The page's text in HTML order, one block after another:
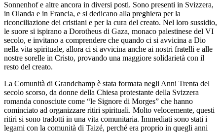
Sonnenhof e altre ancora in diversi posti. Sono presenti in Svizzera,
in Olanda e in Francia, e si dedicano alla preghiera per la
riconciliazione dei cristiani e per la cura del creato. Nel loro sussidio,
le suore si ispirano a Dorotheus di Gaza, monaco palestinese del VI
secolo, e invitano a comprendere che quando ci si avvicina a Dio
nella vita spirituale, allora ci si avvicina anche ai nostri fratelli e alle
nostre sorelle in Cristo, provando una maggiore solidarietà con il
resto del creato.
La Comunità di Grandchamp è stata formata negli Anni Trenta del
secolo scorso, da donne della Chiesa protestante della Svizzera
romanda conosciute come “le Signore di Morges” che hanno
cominciato ad organizzare ritiri spirituali. Molto velocemente, questi
ritiri si sono tradotti in una vita comunitaria. Immediati sono stati i
legami con la comunità di Taizé, perché era proprio in quegli anni